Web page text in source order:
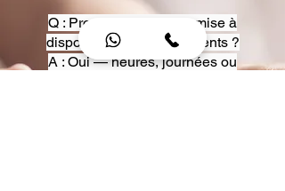
Q : Proposez-vous une mise à
disposition pour événements ?
A : Oui — heures, journées ou